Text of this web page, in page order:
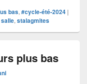
bas, #cycle-été-2024 |
salle, stalagmites
plus bas